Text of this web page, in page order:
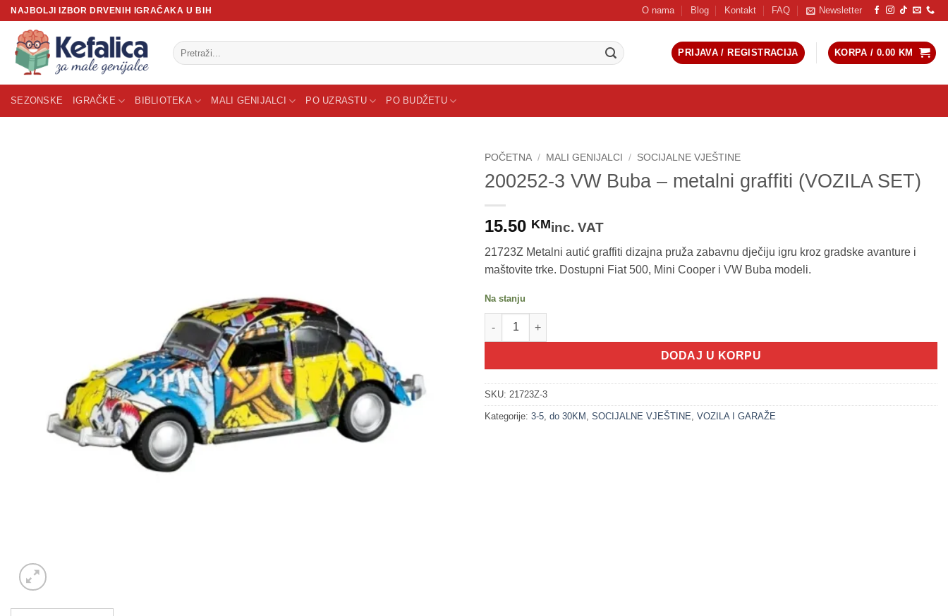
Skip
content
NAJBOLJI IZBOR DRVENIH IGRAČAKA U BIH O nama Blog Kontakt FAQ Newsletter
Pretraži:
PRIJAVA / REGISTRACIJA KORPA / 0.00 KM
SEZONSKE IGRAČKE BIBLIOTEKA MALI GENIJALCI PO UZRASTU PO BUDŽETU
POČETNA / MALI GENIJALCI / SOCIJALNE VJEŠTINE
200252-3 VW Buba – metalni graffiti (VOZILA SET)
15.50 KMinc. VAT
21723Z Metalni autić graffiti dizajna pruža zabavnu dječiju igru kroz gradske avanture i
maštovite trke. Dostupni Fiat 500, Mini Cooper i VW Buba modeli.
Na stanju
200252-3 VW Buba - metalni graffiti (VOZILA SET) količina
DODAJ U KORPU
SKU: 21723Z-3
Kategorije: 3-5, do 30KM , SOCIJALNE VJEŠTINE, VOZILA I GARAŽE